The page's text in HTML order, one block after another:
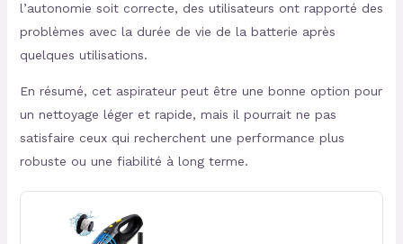
l’autonomie soit correcte, des utilisateurs ont rapporté des
problèmes avec la durée de vie de la batterie après
quelques utilisations.
En résumé, cet aspirateur peut être une bonne option pour
un nettoyage léger et rapide, mais il pourrait ne pas
satisfaire ceux qui recherchent une performance plus
robuste ou une fiabilité à long terme.